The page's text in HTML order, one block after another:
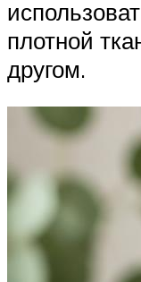
плотной
другом.